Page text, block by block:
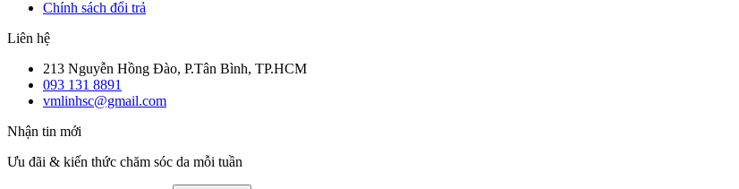
Chính sách đổi trả
Liên hệ
213 Nguyễn Hồng Đào, P.Tân Bình, TP.HCM
093 131 8891
vmlinhsc@gmail.com
Nhận tin mới
Ưu đãi & kiến thức chăm sóc da mỗi tuần